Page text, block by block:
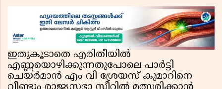
ഇതുകൂടാതെ എരിതീയില്‍
എണ്ണയൊഴിക്കുന്നതുപോലെ പാര്‍ട്ടി
ചെയര്‍മാന്‍ എം വി ശ്രേയസ് കുമാറിനെ